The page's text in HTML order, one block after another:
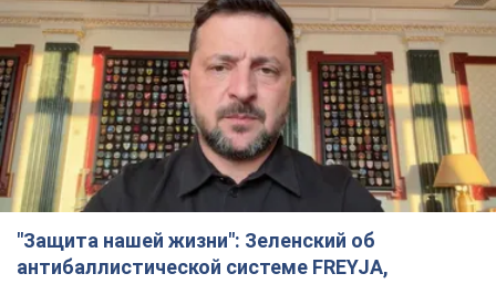
"Защита нашей жизни": Зеленский об
антибаллистической системе FREYJA,